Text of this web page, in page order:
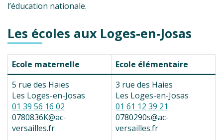
l’éducation nationale.
Les écoles aux Loges-en-Josas
Ecole maternelle
Ecole élémentaire
5 rue des Haies
Les Loges-en-Josas
01 39 56 16 02
0780836K@ac-
versailles.fr
3 rue des Haies
Les Loges-en-Josas
01 61 12 39 21
0780290s@ac-
versailles.fr